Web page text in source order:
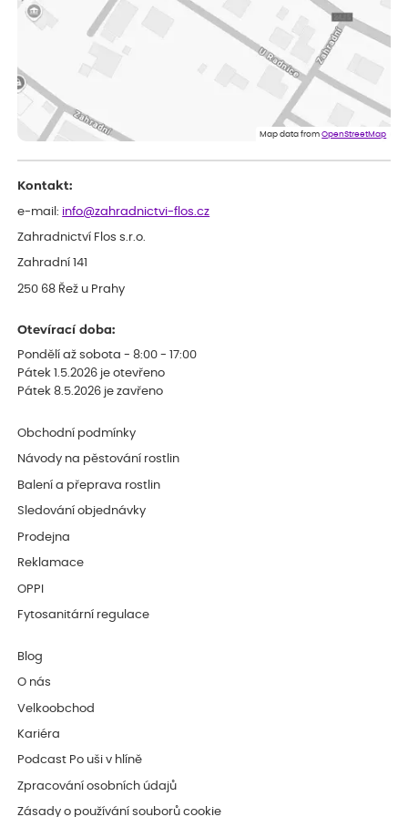
Anna
ověřený nákup před 1 dnem
Rostlinky jsem dostala zdravé, v perfektní formě a pečlivě
zabalené! Určitě se sem vrátím pro další nakup!
Celková spokojenost
Map data fromOpenStreetMap
Kontakt:
e-mail: info@zahradnictvi-flos.cz
Zahradnictví Flos s.r.o.
Zahradní 141
250 68 Řež u Prahy
Otevírací doba:
Pondělí až sobota - 8:00 - 17:00
Pátek 1.5.2026 je otevřeno
Pátek 8.5.2026 je zavřeno
Obchodní podmínky
Návody na pěstování rostlin
Balení a přeprava rostlin
Sledování objednávky
Prodejna
Reklamace
OPPI
Fytosanitární regulace
Blog
O nás
Velkoobchod
Kariéra
Podcast Po uši v hlíně
Zpracování osobních údajů
Zásady o používání souborů cookie